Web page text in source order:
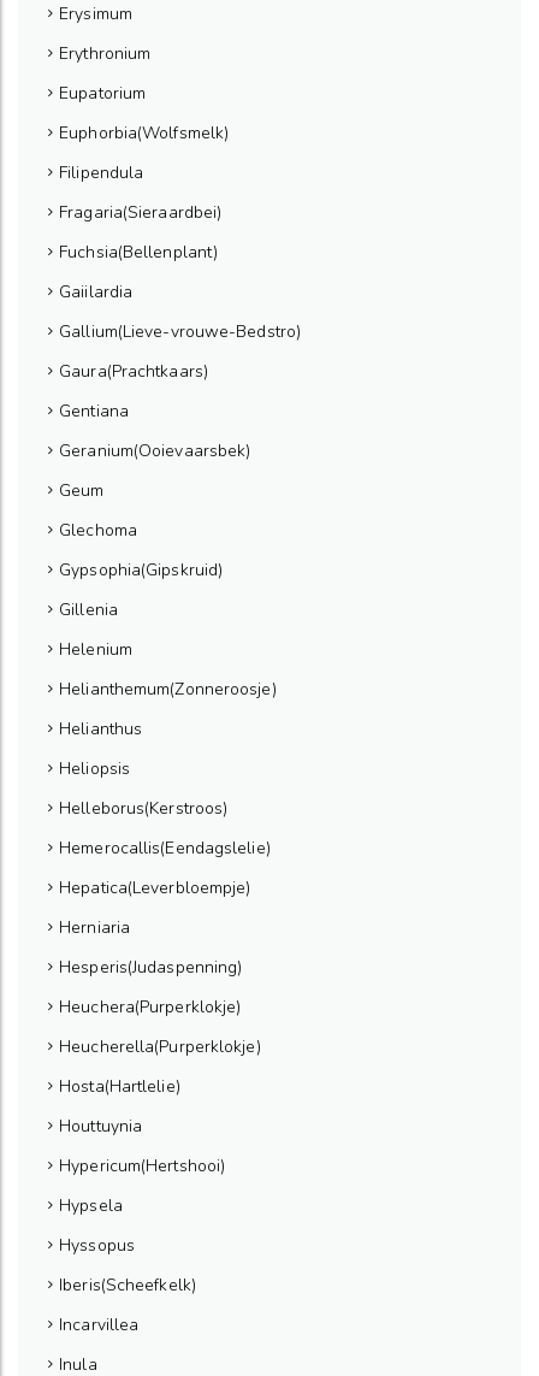
Erysimum
Erythronium
Eupatorium
Euphorbia(Wolfsmelk)
Filipendula
Fragaria(Sieraardbei)
Fuchsia(Bellenplant)
Gaiilardia
Gallium(Lieve-vrouwe-Bedstro)
Gaura(Prachtkaars)
Gentiana
Geranium(Ooievaarsbek)
Geum
Glechoma
Gypsophia(Gipskruid)
Gillenia
Helenium
Helianthemum(Zonneroosje)
Helianthus
Heliopsis
Helleborus(Kerstroos)
Hemerocallis(Eendagslelie)
Hepatica(Leverbloempje)
Herniaria
Hesperis(Judaspenning)
Heuchera(Purperklokje)
Heucherella(Purperklokje)
Hosta(Hartlelie)
Houttuynia
Hypericum(Hertshooi)
Hypsela
Hyssopus
Iberis(Scheefkelk)
Incarvillea
Inula